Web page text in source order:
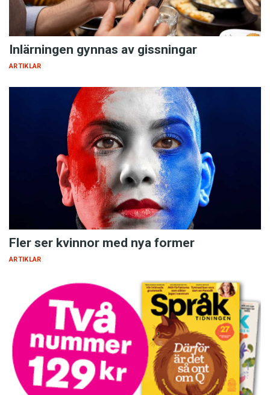
Inlärningen gynnas av gissningar
ARTIKLAR
Fler ser kvinnor med nya former
ARTIKLAR